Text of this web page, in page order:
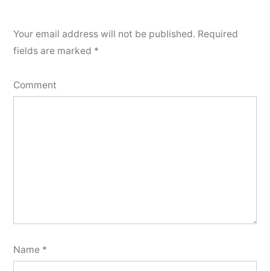
Your email address will not be published. Required
fields are marked *
Comment
Name *